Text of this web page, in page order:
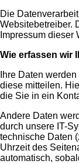
Die
Websitebetreiber.
Impressum dieser
Wie erfassen wir
Ihre Daten
diese mitteilen.
die Sie in ein
Andere Daten
durch unsere IT-
technische Daten
Uhrzeit des
automatisch,